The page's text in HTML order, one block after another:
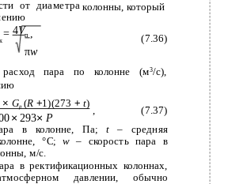
от диаметра
к
=4Vп
πw
колонны, который
(7.36)
пара по колонне (м3/с),
× Gp (R +1)(273 +t)
, (7.37)
× 293× P
в колонне, Па;t– средняя
°С;w– скорость пара в
м/с.
в ректификационных колоннах,
давлении, обычно